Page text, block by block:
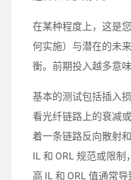
在某种程度上，这是
何实施）与潜在的未
衡。前期投入越多意
基本的测试包括插入
看光纤链路上的衰减
着一条链路反向散射
IL 和 ORL 规范或限制
高 IL 和 ORL 值通常